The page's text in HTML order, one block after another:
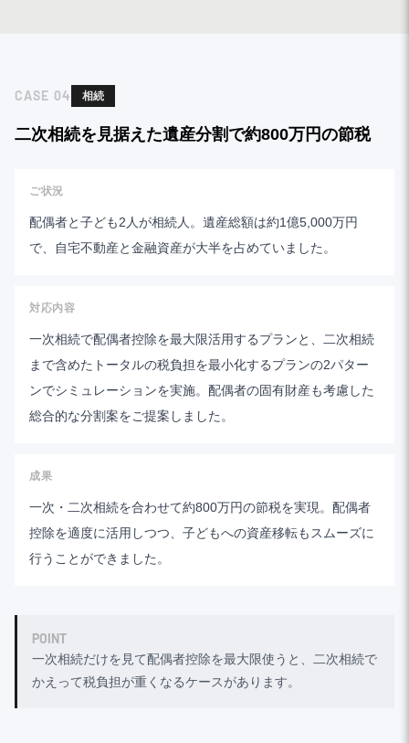
CASE 04 相続
二次相続を見据えた遺産分割で約800万円の節税
ご状況
配偶者と子ども2人が相続人。遺産総額は約1億5,000万円
で、自宅不動産と金融資産が大半を占めていました。
対応内容
一次相続で配偶者控除を最大限活用するプランと、二次相続
まで含めたトータルの税負担を最小化するプランの2パター
ンでシミュレーションを実施。配偶者の固有財産も考慮した
総合的な分割案をご提案しました。
成果
一次・二次相続を合わせて約800万円の節税を実現。配偶者
控除を適度に活用しつつ、子どもへの資産移転もスムーズに
行うことができました。
POINT
一次相続だけを見て配偶者控除を最大限使うと、二次相続で
かえって税負担が重くなるケースがあります。